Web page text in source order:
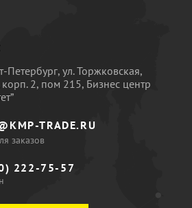
Петербург, ул. Торжковская,
2, пом 215, Бизнес центр
TRADE.RU
заказов
222-75-57